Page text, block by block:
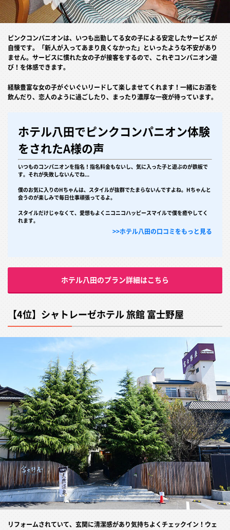
ピンクコンパニオンは、いつも出勤してる女の子による安定したサービスが
自慢です。「新人が入ってあまり良くなかった」といったような不安があり
ません。サービスに慣れた女の子が接客をするので、これぞコンパニオン遊
び！を体感できます。
経験豊富な女の子がぐいぐいリードして楽しませてくれます！一緒にお酒を
飲んだり、恋人のように過ごしたり、まったり濃厚な一夜が待っています。
ホテル八田でピンクコンパニオン体験
をされたA様の声
いつものコンパニオンを指名！指名料金もないし、気に入った子と遊ぶのが鉄板で
す。それが失敗しないんでね...
僕のお気に入りのHちゃんは、スタイルが抜群でたまらないんですよね。Hちゃんと
会うのが楽しみで毎日仕事頑張ってるよ。
スタイルだけじゃなくて、愛想もよくニコニコハッピースマイルで僕を癒やしてく
れます。
>>ホテル八田の口コミをもっと見る
ホテル八田のプラン詳細はこちら
【4位】シャトレーゼホテル 旅館 富士野屋
リフォームされていて、玄関に清潔感があり気持ちよくチェックイン！ウェ